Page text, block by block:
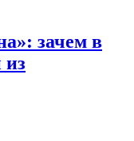
зачем в